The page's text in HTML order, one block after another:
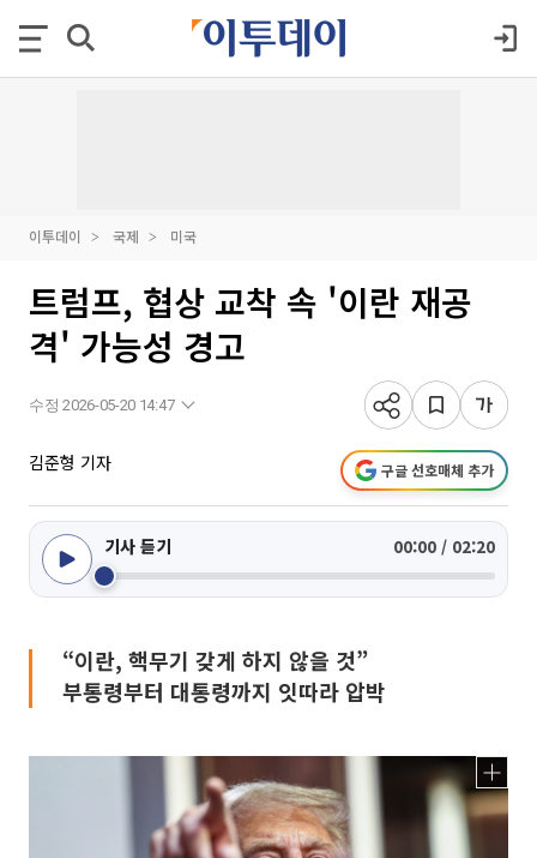
이투데이 국제 미국
트럼프, 협상 교착 속 '이란 재공
격' 가능성 경고
수정 2026-05-20 14:47
김준형 기자 구글 선호매체 추가
기사 듣기 00:00 / 02:20
“이란, 핵무기 갖게 하지 않을 것”
부통령부터 대통령까지 잇따라 압박